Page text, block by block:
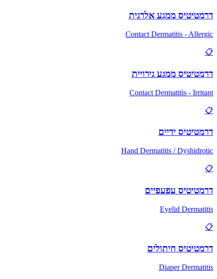
דרמטיטיס ממגע אלרגית
Contact Dermatitis - Allergic
📋
דרמטיטיס ממגע גירויית
Contact Dermatitis - Irritant
📋
דרמטיטיס ידיים
Hand Dermatitis / Dyshidrotic
📋
דרמטיטיס עפעפיים
Eyelid Dermatitis
📋
דרמטיטיס חיתולים
Diaper Dermatitis